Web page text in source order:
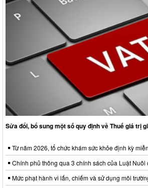
Sửa đổi, bổ sung một số quy định về Thuế giá trị
Từ năm 2026, tổ chức khám sức khỏe định kỳ
Chính phủ thông qua 3 chính sách của Luật Nuôi
Mức phạt hành vi lấn, chiếm và sử dụng môi